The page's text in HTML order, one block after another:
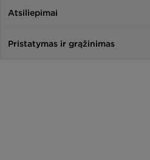
Atsiliepimai
Pristatymas ir grąžinimas